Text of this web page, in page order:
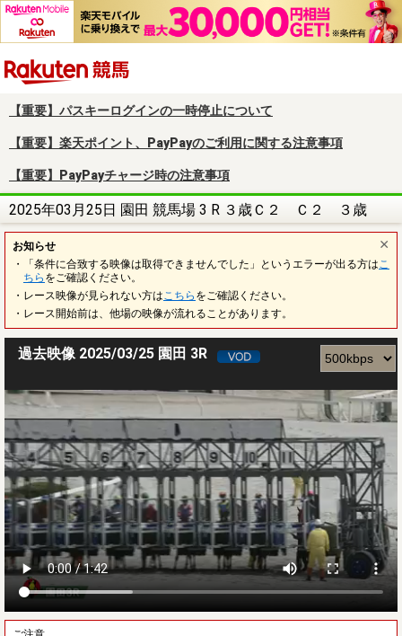
【重要】パスキーログインの一時停止について
【重要】楽天ポイント、PayPayのご利用に関する注意事項
【重要】PayPayチャージ時の注意事項
2025年03月25日 園田 競馬場 3 R ３歳Ｃ２ Ｃ２ ３歳
お知らせ
・「条件に合致する映像は取得できませんでした」というエラーが出る方は こ
ちら をご確認ください。
・レース映像が見られない方は こちら をご確認ください。
・レース開始前は、他場の映像が流れることがあります。
過去映像 2025/03/25 園田 3R